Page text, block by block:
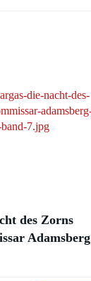
des Zorns
Adamsberg